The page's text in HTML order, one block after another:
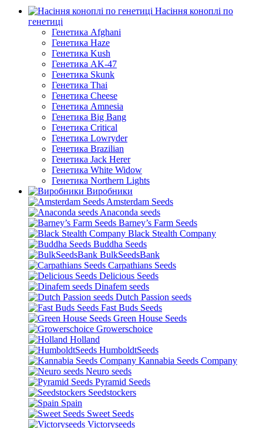
Насіння коноплі по
генетиці
Генетика Afghani
Генетика Haze
Генетика Kush
Генетика AK-47
Генетика Skunk
Генетика Thai
Генетика Cheese
Генетика Amnesia
Генетика Big Bang
Генетика Critical
Генетика Lowryder
Генетика Brazilian
Генетика Jack Herer
Генетика White Widow
Генетика Northern Lights
Виробники
Amsterdam Seeds
Anaconda seeds
Barney’s Farm Seeds
Black Stealth Company
Buddha Seeds
BulkSeedsBank
Carpathians Seeds
Delicious Seeds
Dinafem seeds
Dutch Passion seeds
Fast Buds Seeds
Green House Seeds
Growerschoice
Holland
HumboldtSeeds
Kannabia Seeds Company
Neuro seeds
Pyramid Seeds
Seedstockers
Spain
Sweet Seeds
Victoryseeds